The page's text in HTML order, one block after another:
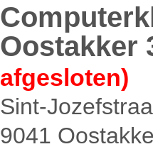
Oostakker
afgesloten)
Sint-
9041